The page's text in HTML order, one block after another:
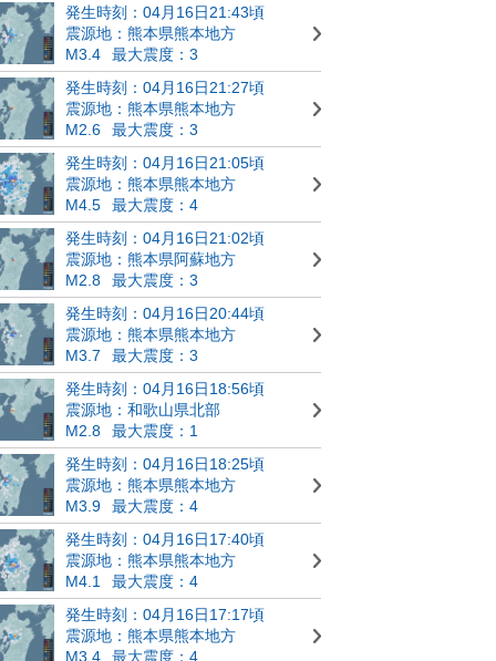
発生時刻：04月16日21:43頃
震源地：熊本県熊本地方
M3.4
最大震度：3
発生時刻：04月16日21:27頃
震源地：熊本県熊本地方
M2.6
最大震度：3
発生時刻：04月16日21:05頃
震源地：熊本県熊本地方
M4.5
最大震度：4
発生時刻：04月16日21:02頃
震源地：熊本県阿蘇地方
M2.8
最大震度：3
発生時刻：04月16日20:44頃
震源地：熊本県熊本地方
M3.7
最大震度：3
発生時刻：04月16日18:56頃
震源地：和歌山県北部
M2.8
最大震度：1
発生時刻：04月16日18:25頃
震源地：熊本県熊本地方
M3.9
最大震度：4
発生時刻：04月16日17:40頃
震源地：熊本県熊本地方
M4.1
最大震度：4
発生時刻：04月16日17:17頃
震源地：熊本県熊本地方
M3.4
最大震度：4